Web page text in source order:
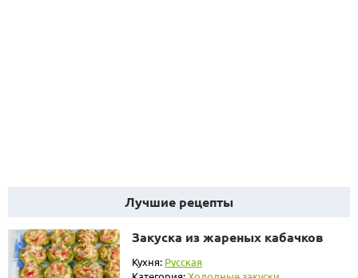
Лучшие рецепты
Закуска из жареных кабачков
Кухня: Русская